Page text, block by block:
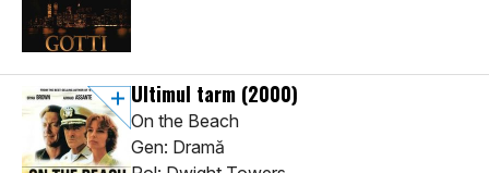
Ultimul tarm (2000)
On the Beach
Gen: Dramă